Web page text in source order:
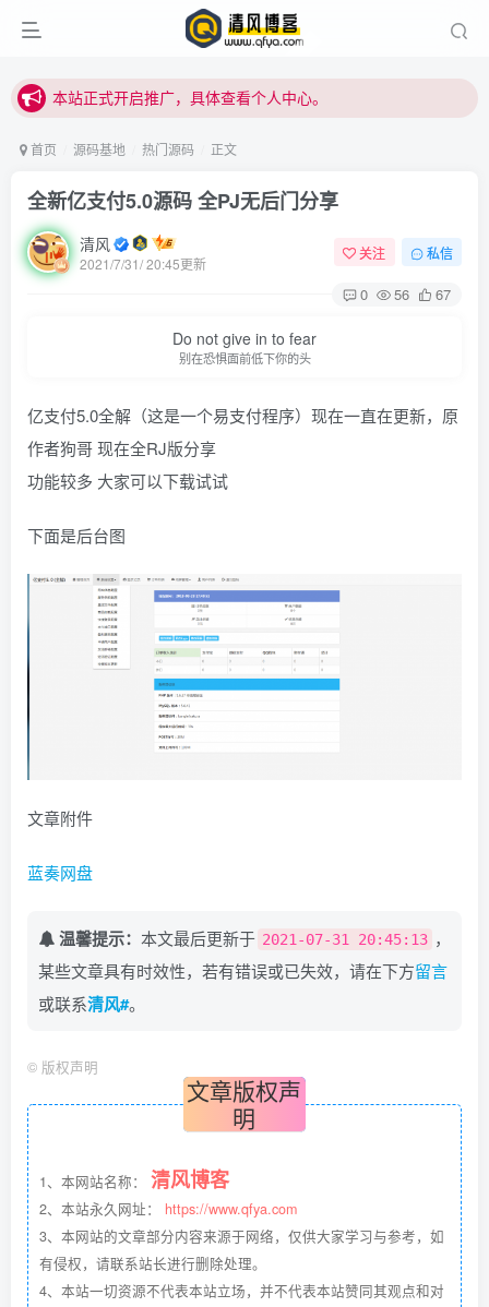
本站正式开启推广，具体查看个人中心。
本站正式开启推广，具体查看个人中心。
首页 源码基地 热门源码 正文
全新亿支付5.0源码 全PJ无后门分享
清风
2021/7/31/ 20:45更新
关注 私信
0 56 67
Do not give in to fear
别在恐惧面前低下你的头
亿支付5.0全解（这是一个易支付程序）现在一直在更新，原
作者狗哥 现在全RJ版分享
功能较多 大家可以下载试试
下面是后台图
文章附件
蓝奏网盘
温馨提示： 本文最后更新于 2021-07-31 20:45:13 ，
某些文章具有时效性，若有错误或已失效，请在下方留言
或联系清风#。
© 版权声明
文章版权声
明
1、本网站名称： 清风博客
2、本站永久网址： https://www.qfya.com
3、本网站的文章部分内容来源于网络，仅供大家学习与参考，如
有侵权，请联系站长进行删除处理。
4、本站一切资源不代表本站立场，并不代表本站赞同其观点和对